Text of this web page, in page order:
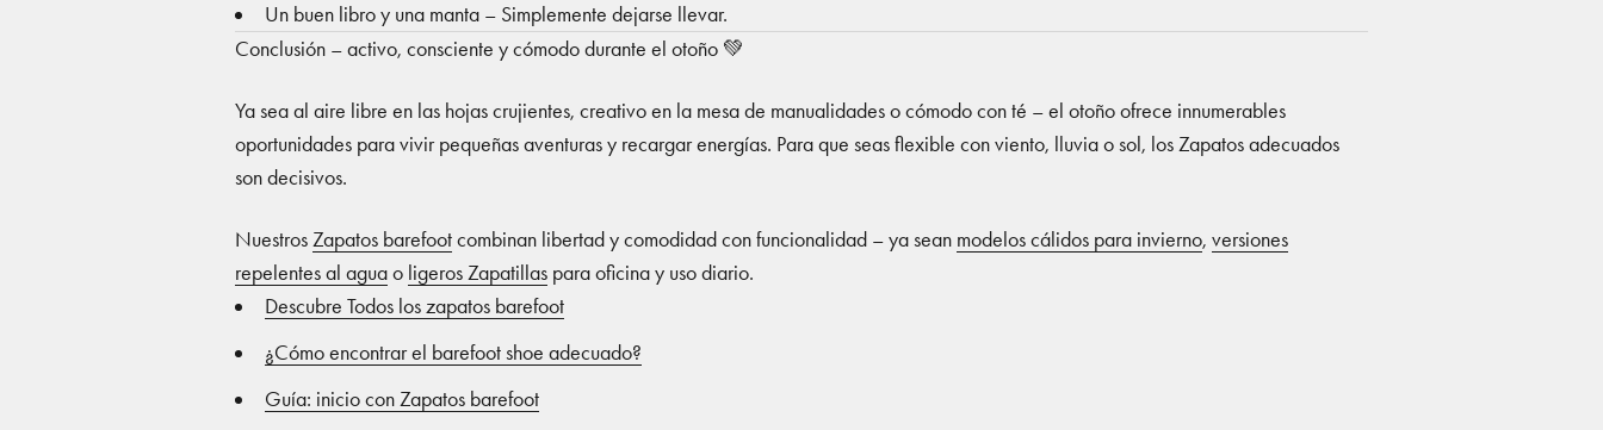
Un buen libro y una manta – Simplemente dejarse llevar.
Conclusión – activo, consciente y cómodo durante el otoño 💚
Ya sea al aire libre en las hojas crujientes, creativo en la mesa de manualidades o cómodo con té – el otoño ofrece innumerables
oportunidades para vivir pequeñas aventuras y recargar energías. Para que seas flexible con viento, lluvia o sol, los Zapatos adecuados
son decisivos.
NuestrosZapatos barefootcombinan libertad y comodidad con funcionalidad – ya sean modelos cálidos para invierno, versiones
repelentes al aguao ligeros Zapatillas para oficina y uso diario.
Descubre Todos los zapatos barefoot
¿Cómo encontrar el barefoot shoe adecuado?
Guía: inicio con Zapatos barefoot